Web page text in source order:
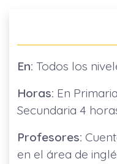
En: Todos los
Horas: En
Secundaria 4
Profesores:
en el área de